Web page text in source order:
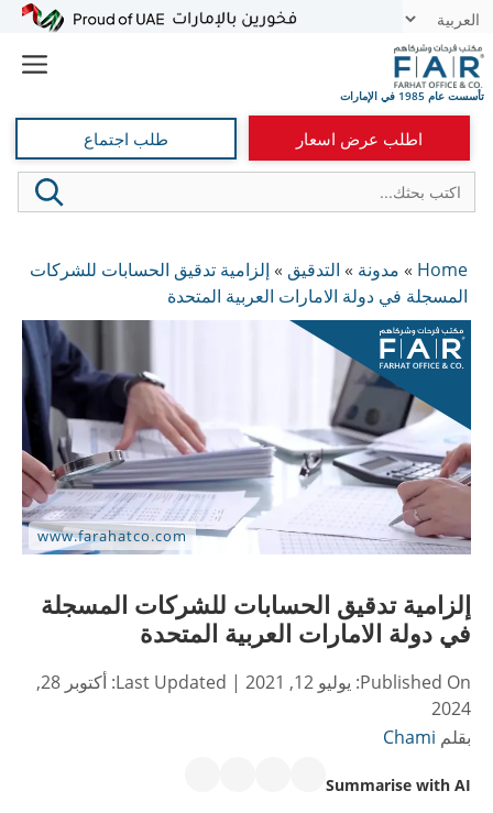
انتقل
المحتوى
اطلب عرض اسعار طلب اجتماع
Home
» مدونة » التدقيق » إلزامية تدقيق الحسابات للشركات
المسجلة في دولة الامارات العربية المتحدة
إلزامية تدقيق الحسابات للشركات المسجلة
في دولة الامارات العربية المتحدة
Published On: يوليو 12, 2021 | Last Updated:
أكتوبر 28,
2024
بقلم Chami
Summarise with AI